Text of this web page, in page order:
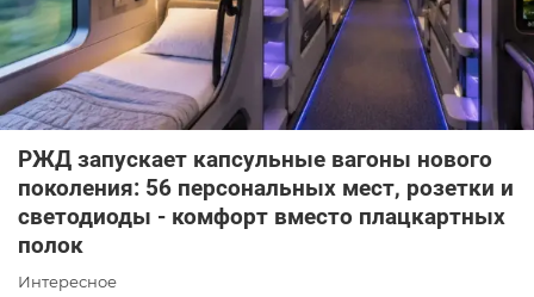
РЖД запускает капсульные вагоны нового
поколения: 56 персональных мест, розетки и
светодиоды - комфорт вместо плацкартных
полок
Интересное